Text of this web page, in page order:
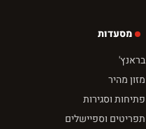
מסעדות
בראנץ'
מזון מהיר
פתיחות וסגירות
תפריטים וספיישלים